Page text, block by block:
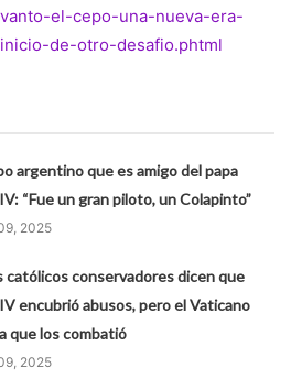
el-cepo-una-nueva-era-
de-otro-desafio.phtml
argentino que es amigo del papa
“Fue un gran piloto, un Colapinto”
2025
católicos conservadores dicen que
encubrió abusos, pero el Vaticano
que los combatió
2025